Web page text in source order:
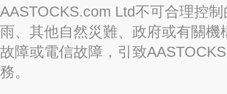
AASTOCKS.com Ltd不可合理控
雨、其他自然災難、政府或有關
故障或電信故障，引致
務。